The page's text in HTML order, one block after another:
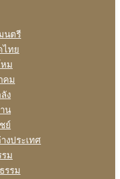
นตรี
ไทย
ม
คม
ง
น
ย์
งประเทศ
ม
รรม